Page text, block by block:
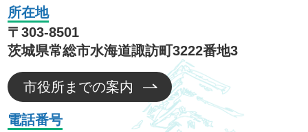
所在地
〒303-8501
茨城県常総市水海道諏訪町3222番地3
市役所までの案内
電話番号